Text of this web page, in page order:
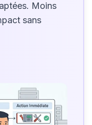
Moins
sans